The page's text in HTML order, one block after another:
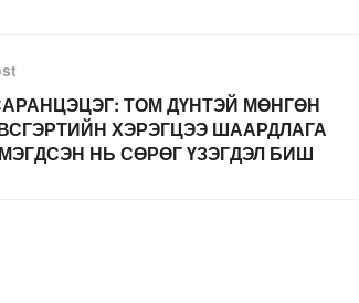
ТОМ ДҮНТЭЙ МӨНГӨН
ХЭРЭГЦЭЭ ШААРДЛАГА
НЬ СӨРӨГ ҮЗЭГДЭЛ БИШ